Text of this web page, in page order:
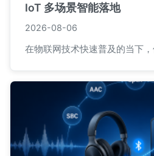
IoT 多场景智能落地
2026-08-06
在物联网技术快速普及的当下